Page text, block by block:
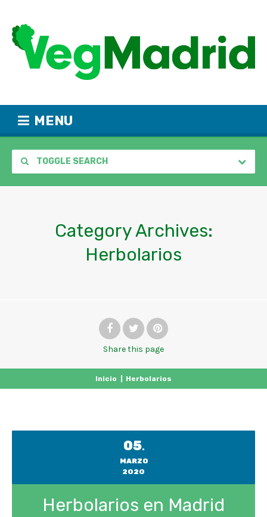
MENU
TOGGLE SEARCH
Category Archives:
Herbolarios
Sharethis page
Inicio Herbolarios
05.
MARZO
2020
Herbolarios en Madrid